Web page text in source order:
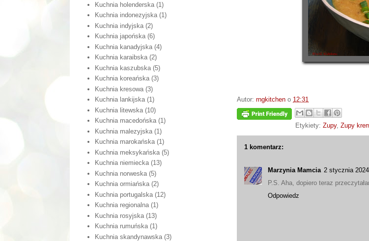
Autor: rngkitchen o 12:31
Etykiety: Zupy, Zupy
1 komentarz:
Marzynia Mamcia 2 stycznia
P.S. Aha, dopiero teraz
Odpowiedz
Kuchnia holenderska (1)
Kuchnia indonezyjska (1)
Kuchnia indyjska (2)
Kuchnia japońska (6)
Kuchnia kanadyjska (4)
Kuchnia karaibska (2)
Kuchnia kaszubska (5)
Kuchnia koreańska (3)
Kuchnia kresowa (3)
Kuchnia lankijska (1)
Kuchnia litewska (10)
Kuchnia macedońska (1)
Kuchnia malezyjska (1)
Kuchnia marokańska (1)
Kuchnia meksykańska (5)
Kuchnia niemiecka (13)
Kuchnia norweska (5)
Kuchnia ormiańska (2)
Kuchnia portugalska (12)
Kuchnia regionalna (1)
Kuchnia rosyjska (13)
Kuchnia rumuńska (1)
Kuchnia skandynawska (3)